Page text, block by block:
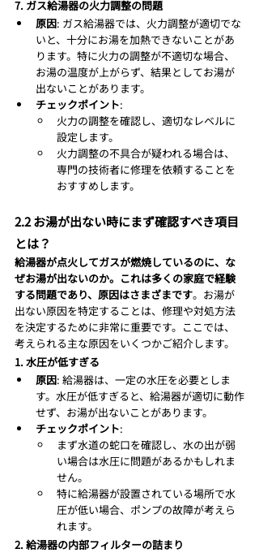
7. ガス給湯器の火力調整の問題
原因: ガス給湯器では、火力調整が適切でな
いと、十分にお湯を加熱できないことがあ
ります。特に火力の調整が不適切な場合、
お湯の温度が上がらず、結果としてお湯が
出ないことがあります。
チェックポイント:
火力の調整を確認し、適切なレベルに
設定します。
火力調整の不具合が疑われる場合は、
専門の技術者に修理を依頼することを
おすすめします。
2.2 お湯が出ない時にまず確認すべき項目
とは？
給湯器が点火してガスが燃焼しているのに、な
ぜお湯が出ないのか。これは多くの家庭で経験
する問題であり、原因はさまざまです。お湯が
出ない原因を特定することは、修理や対処方法
を決定するために非常に重要です。ここでは、
考えられる主な原因をいくつかご紹介します。
1. 水圧が低すぎる
原因: 給湯器は、一定の水圧を必要としま
す。水圧が低すぎると、給湯器が適切に動作
せず、お湯が出ないことがあります。
チェックポイント:
まず水道の蛇口を確認し、水の出が弱
い場合は水圧に問題があるかもしれま
せん。
特に給湯器が設置されている場所で水
圧が低い場合、ポンプの故障が考えら
れます。
2. 給湯器の内部フィルターの詰まり